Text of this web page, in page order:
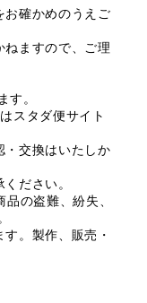
確かめのうえご
ますので、ご理
。
スタダ便サイト
交換はいたしか
ださい。
の盗難、紛失、
。製作、販売・